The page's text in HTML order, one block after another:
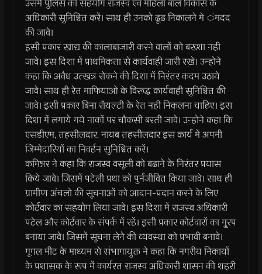
उसमें पुलिस का सहयोग राजस्व एवं महिला बाल विकास के
अधिकारी सुनिश्चित करें। साथ ही उनको ढूढ निकालने मे ंमदद
की जावे।
इसी प्रकार खाद्य की कालाबाजारी करने वालों को बख्शा नही
जावे। इस दिशा में प्राथमिकता से कार्यवाही जारी रखे। उन्होने
कहा कि अवैध उत्खन्न रोकने की दिशा में निरंतर कदम उठाये
जावे। साथ ही रेत माफियाओ के विरूद्ध कार्यवाही सुनिश्चित की
जावे। इसी प्रकार बिना रॉयल्टी के रेत नही निकलना चाहिए। इस
दिशा में लगाये गये नाकों पर चौकसी बरती जावे। उन्होने कहा कि
एसडीएम, तहसीलदार, नायब तहसीलदार इस कार्य में अपनी
जिम्मेदारियों का निवर्हन सुनिश्चित करें।
कमिश्नर ने कहा कि राजस्व वसूली को बढाने के निरंतर प्रयास
किये जावे। जिसमें पटेली प्रथा को पुर्नजीवित किया जावे। साथ ही
ग्रामीण अंचलो की सूचनाओं को आदान-प्रदान करने के लिए
कोर्टवार का सहयोग लिया जावे। इस दिशा में राजस्व अधिकारी
पटेल और कोर्टवार के संपर्क में रहें। इसी प्रकार कोर्टवारों का गु्रप
बनाया जावे। जिसमें सूचना लेने की व्यवस्था को प्रभावी बनावे।
गूगल मीट के माध्यम से संभागायुक्त ने कहा कि नगरीय निकायों
के प्रशासक के रूप में कार्यरत राजस्व अधिकारी शासन की शहरी